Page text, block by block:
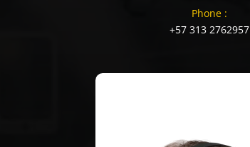
Phone :
+57 313 2762957